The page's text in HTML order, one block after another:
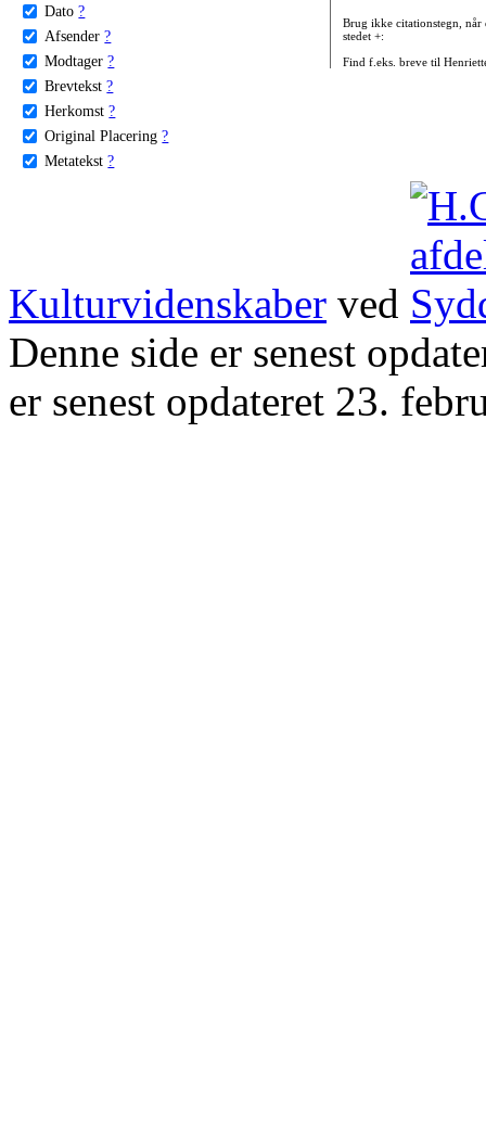
Dato ?
Afsender ?
Modtager ?
Brevtekst ?
Herkomst ?
Original Placering ?
Metatekst ?
Brug ikke citationstegn, når
stedet +:
Find f.eks. breve til
Kulturvidenskaber ved
Denne side er senest
er senest opdateret 23.